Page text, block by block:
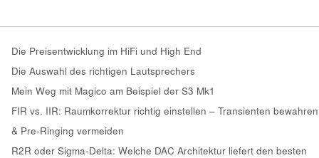
Die Preisentwicklung im HiFi und High End
Die Auswahl des richtigen Lautsprechers
Mein Weg mit Magico am Beispiel der S3 Mk1
FIR vs. IIR: Raumkorrektur richtig einstellen – Transienten bewahren
& Pre-Ringing vermeiden
R2R oder Sigma-Delta: Welche DAC Architektur liefert den besten